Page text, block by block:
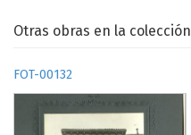
Otras obras en la colección
FOT-00132